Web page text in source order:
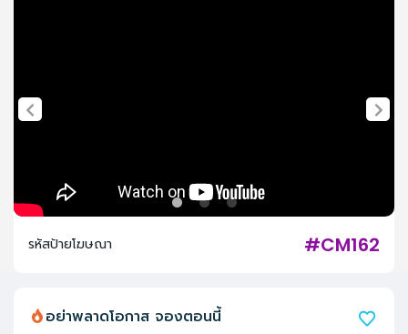
#CM162
รหัสป้ายโฆษณา
อย่าพลาดโอกาส จองตอนนี้